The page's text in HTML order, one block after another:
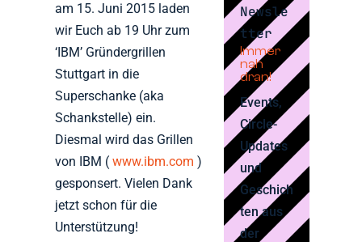
am 15. Juni 2015 laden
wir Euch ab 19 Uhr zum
‘IBM’ Gründergrillen
Stuttgart in die
Superschanke (aka
Schankstelle) ein.
Diesmal wird das Grillen
von IBM (www.ibm.com )
gesponsert. Vielen Dank
jetzt schon für die
Unterstützung!
Newsle
tter
Immer
nah
dran!
Events,
Circle-
Updates
und
Geschich
ten aus
der